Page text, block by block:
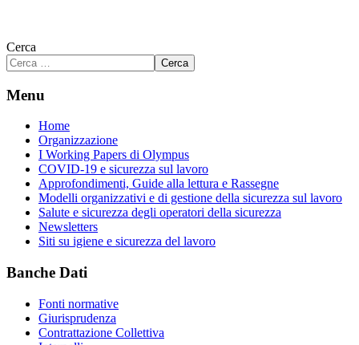
Cerca
Cerca
Menu
Home
Organizzazione
I Working Papers di Olympus
COVID-19 e sicurezza sul lavoro
Approfondimenti, Guide alla lettura e Rassegne
Modelli organizzativi e di gestione della sicurezza sul lavoro
Salute e sicurezza degli operatori della sicurezza
Newsletters
Siti su igiene e sicurezza del lavoro
Banche Dati
Fonti normative
Giurisprudenza
Contrattazione Collettiva